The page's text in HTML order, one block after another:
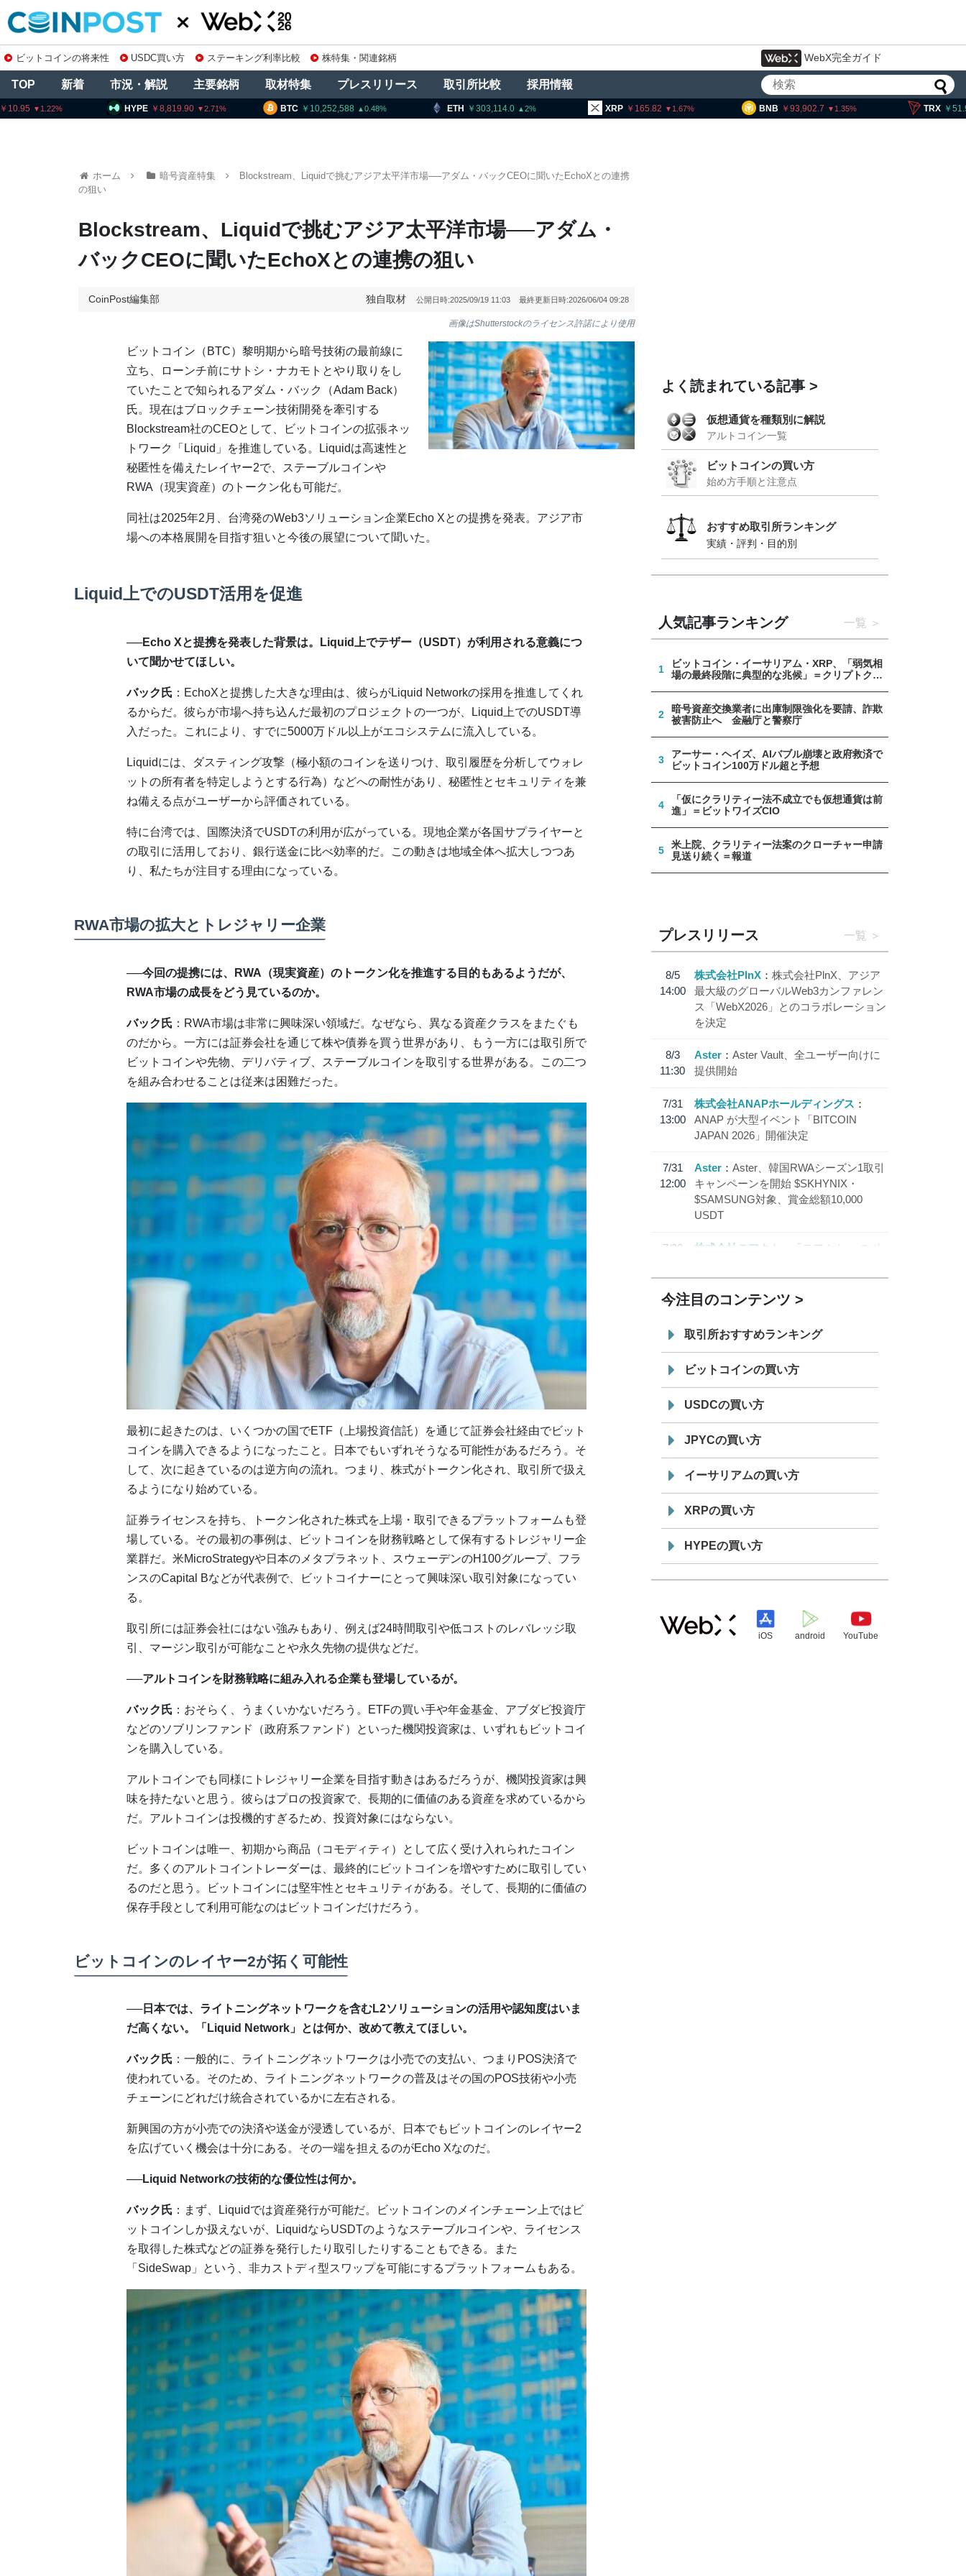
ビットコインの将来性 USDC買い方 ステーキング利率比較 株特集・関連銘柄 WebX完全ガイド
TOP 新着 市況・解説 主要銘柄 取材特集 プレスリリース 取引所比較 採用情報
BTC 10,252,588 0.48 ETH 303,114.0 XRP 165.82 BNB 93,902.7 TRX 51.93
HYPE 8,819.90
ホーム 暗号資産特集
Blockstream、Liquidで挑むアジア太平洋市場──アダム・バックCEOに聞いたEchoXとの連携
の狙い
Blockstream、Liquidで挑むアジア太平洋市場──アダム・
バックCEOに聞いたEchoXとの連携の狙い
CoinPost編集部 独自取材 公開日時:2025/09/19 11:03 最終更新日時:2026/06/04 09:28
画像はShutterstockのライセンス許諾により使用
ビットコイン（BTC）黎明期から暗号技術の最前線に
立ち、ローンチ前にサトシ・ナカモトとやり取りをし
ていたことで知られるアダム・バック（Adam Back）
氏。現在はブロックチェーン技術開発を牽引する
Blockstream社のCEOとして、ビットコインの拡張ネッ
トワーク「Liquid」を推進している。Liquidは高速性と
秘匿性を備えたレイヤー2で、ステーブルコインや
RWA（現実資産）のトークン化も可能だ。
同社は2025年2月、台湾発のWeb3ソリューション企業Echo Xとの提携を発表。アジア市
場への本格展開を目指す狙いと今後の展望について聞いた。
Liquid上でのUSDT活用を促進
──Echo Xと提携を発表した背景は。Liquid上でテザー（USDT）が利用される意義につ
いて聞かせてほしい。
バック氏 ：EchoXと提携した大きな理由は、彼らがLiquid Networkの採用を推進してくれ
るからだ。彼らが市場へ持ち込んだ最初のプロジェクトの一つが、Liquid上でのUSDT導
入だった。これにより、すでに5000万ドル以上がエコシステムに流入している。
Liquidには、ダスティング攻撃（極小額のコインを送りつけ、取引履歴を分析してウォレ
ットの所有者を特定しようとする行為）などへの耐性があり、秘匿性とセキュリティを兼
ね備える点がユーザーから評価されている。
特に台湾では、国際決済でUSDTの利用が広がっている。現地企業が各国サプライヤーと
の取引に活用しており、銀行送金に比べ効率的だ。この動きは地域全体へ拡大しつつあ
り、私たちが注目する理由になっている。
RWA市場の拡大とトレジャリー企業
──今回の提携には、RWA（現実資産）のトークン化を推進する目的もあるようだが、
RWA市場の成長をどう見ているのか。
バック氏 ：RWA市場は非常に興味深い領域だ。なぜなら、異なる資産クラスをまたぐも
のだから。一方には証券会社を通じて株や債券を買う世界があり、もう一方には取引所で
ビットコインや先物、デリバティブ、ステーブルコインを取引する世界がある。この二つ
を組み合わせることは従来は困難だった。
最初に起きたのは、いくつかの国でETF（上場投資信託）を通じて証券会社経由でビット
コインを購入できるようになったこと。日本でもいずれそうなる可能性があるだろう。そ
して、次に起きているのは逆方向の流れ。つまり、株式がトークン化され、取引所で扱え
るようになり始めている。
証券ライセンスを持ち、トークン化された株式を上場・取引できるプラットフォームも登
場している。その最初の事例は、ビットコインを財務戦略として保有するトレジャリー企
業群だ。米MicroStrategyや日本のメタプラネット、スウェーデンのH100グループ、フラ
ンスのCapital Bなどが代表例で、ビットコイナーにとって興味深い取引対象になってい
る。
取引所には証券会社にはない強みもあり、例えば24時間取引や低コストのレバレッジ取
引、マージン取引が可能なことや永久先物の提供などだ。
──アルトコインを財務戦略に組み入れる企業も登場しているが。
バック氏 ：おそらく、うまくいかないだろう。ETFの買い手や年金基金、アブダビ投資庁
などのソブリンファンド（政府系ファンド）といった機関投資家は、いずれもビットコイ
ンを購入している。
アルトコインでも同様にトレジャリー企業を目指す動きはあるだろうが、機関投資家は興
味を持たないと思う。彼らはプロの投資家で、長期的に価値のある資産を求めているから
だ。アルトコインは投機的すぎるため、投資対象にはならない。
ビットコインは唯一、初期から商品（コモディティ）として広く受け入れられたコイン
だ。多くのアルトコイントレーダーは、最終的にビットコインを増やすために取引してい
るのだと思う。ビットコインには堅牢性とセキュリティがある。そして、長期的に価値の
保存手段として利用可能なのはビットコインだけだろう。
ビットコインのレイヤー2が拓く可能性
──日本では、ライトニングネットワークを含むL2ソリューションの活用や認知度はいま
だ高くない。「Liquid Network」とは何か、改めて教えてほしい。
バック氏 ：一般的に、ライトニングネットワークは小売での支払い、つまりPOS決済で
使われている。そのため、ライトニングネットワークの普及はその国のPOS技術や小売
チェーンにどれだけ統合されているかに左右される。
新興国の方が小売での決済や送金が浸透しているが、日本でもビットコインのレイヤー2
を広げていく機会は十分にある。その一端を担えるのがEcho Xなのだ。
──Liquid Networkの技術的な優位性は何か。
バック氏 ：まず、Liquidでは資産発行が可能だ。ビットコインのメインチェーン上ではビ
ットコインしか扱えないが、LiquidならUSDTのようなステーブルコインや、ライセンス
を取得した株式などの証券を発行したり取引したりすることもできる。また
「SideSwap」という、非カストディ型スワップを可能にするプラットフォームもある。
よく読まれている記事
仮想通貨を種類別に解説
アルトコイン一覧
ビットコインの買い方
始め方手順と注意点
おすすめ取引所ランキング
実績・評判・目的別
人気記事ランキング 一覧
1
ビットコイン・イーサリアム・XRP、「弱気相
場の最終段階に典型的な兆候」＝クリプトクア
2
暗号資産交換業者に出庫制限強化を要請、詐欺
被害防止へ 金融庁と警察庁
3
アーサー・ヘイズ、AIバブル崩壊と政府救済で
ビットコイン100万ドル超と予想
4
「仮にクラリティー法不成立でも仮想通貨は前
進」＝ビットワイズCIO
5
米上院、クラリティー法案のクローチャー申請
見送り続く＝報道
プレスリリース 一覧
8/5
14:00
株式会社PlnX
株式会社PlnX、アジア
最大級のグローバルWeb3カンファレン
ス「WebX2026」とのコラボレーション
を決定
8/3
11:30
Aster
Aster Vault、全ユーザー向けに
提供開始
7/31
13:00
株式会社ANAPホールディングス
ANAP が大型イベント「BITCOIN
JAPAN 2026」開催決定
7/31
12:00
Aster
Aster、韓国RWAシーズン1取引
キャンペーンを開始 $SKHYNIX・
$SAMSUNG対象、賞金総額10,000
USDT
7/30
株式会社モアクト
「モアクト」 のポ
「 JPYC」を追加
19:30
てステーブルコイン「JPYSC」徹底解
説セミナーを開催
今注目のコンテンツ
取引所おすすめランキング
ビットコインの買い方
USDCの買い方
JPYCの買い方
イーサリアムの買い方
XRPの買い方
HYPEの買い方
iOS android YouTube